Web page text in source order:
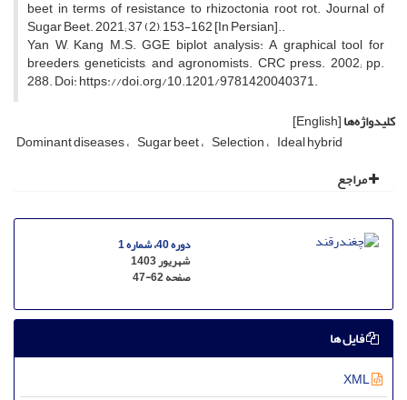
beet in terms of resistance to rhizoctonia root rot. Journal of
Sugar Beet. 2021; 37 (2), 153-162 [In Persian]..
Yan W, Kang M.S. GGE biplot analysis: A graphical tool for
breeders, geneticists, and agronomists. CRC press. 2002; pp.
288. Doi: https://doi.org/10.1201/9781420040371.
کلیدواژه‌ها[English]
Dominant diseases Sugar beet Selection Ideal hybrid
مراجع
دوره 40، شماره 1
شهریور 1403
صفحه47-62
فایل ها